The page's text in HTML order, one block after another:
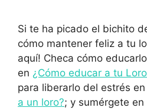
Si te ha picado el bichito
cómo mantener feliz a tu
aquí! Checa cómo
en ¿Cómo educar a tu
para liberarlo del estrés en
a un loro?; y sumérgete